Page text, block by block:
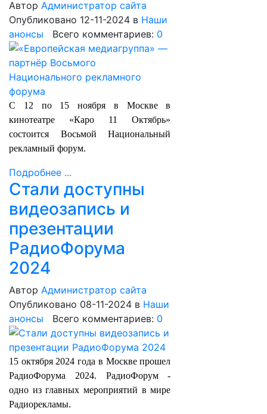
Автор Администратор сайта
Опубликовано 12-11-2024 в Наши
анонсы Всего комментариев: 0
С 12 по 15 ноября в Москве в
кинотеатре «Каро 11 Октябрь»
состоится Восьмой Национальный
рекламный форум.
Подробнее ...
Стали доступны
видеозапись и
презентации
РадиоФорума
2024
Автор Администратор сайта
Опубликовано 08-11-2024 в Наши
анонсы Всего комментариев: 0
15 октября 2024 года в Москве прошел
РадиоФорума 2024. РадиоФорум -
одно из главных мероприятий в мире
Радиорекламы.